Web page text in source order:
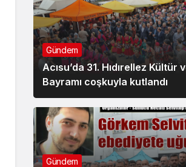
Gündem
Acısu’da 31. Hıdırellez Kültür
Bayramı coşkuyla kutlandı
Gündem